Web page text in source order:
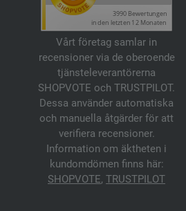
Vårt företag samlar in
recensioner via de oberoende
tjänsteleverantörerna
SHOPVOTE och TRUSTPILOT.
Dessa använder automatiska
och manuella åtgärder för att
verifiera recensioner.
Information om äktheten i
kundomdömen finns här:
SHOPVOTE, TRUSTPILOT